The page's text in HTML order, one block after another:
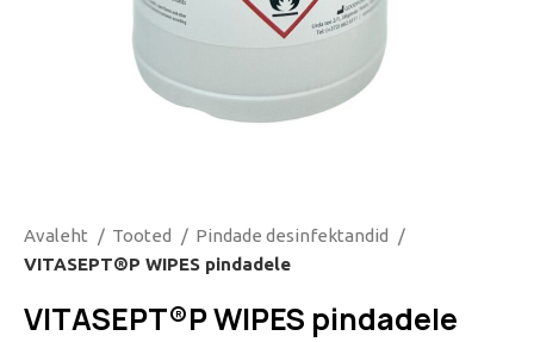
Avaleht Tooted
Pindade desinfektandid
VITASEPT®P WIPES pindadele
VITASEPT®P WIPES pindadele